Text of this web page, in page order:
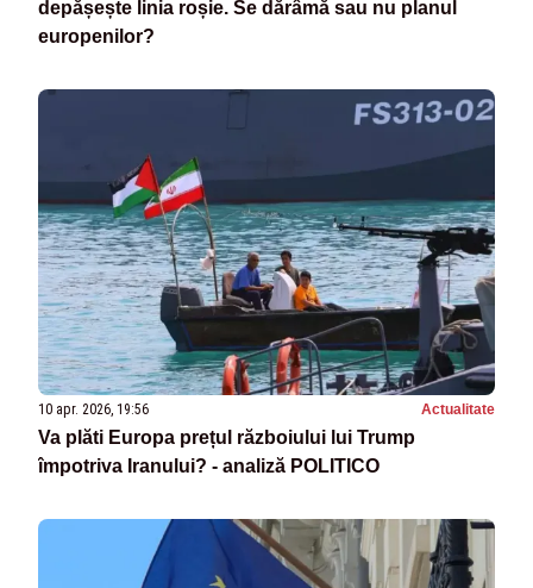
depășește linia roșie. Se dărâmă sau nu planul
europenilor?
10 apr. 2026, 19:56 Actualitate
Va plăti Europa prețul războiului lui Trump
împotriva Iranului? - analiză POLITICO